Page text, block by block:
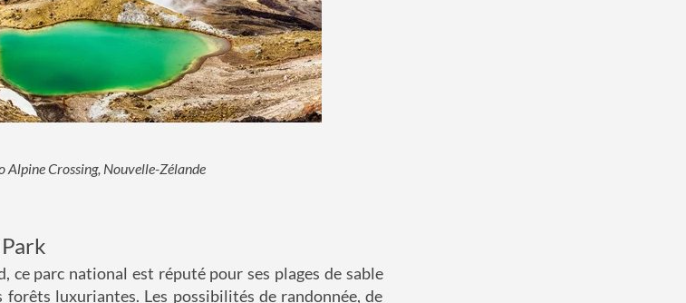
Alpine Crossing, Nouvelle-Zélande
ce parc national est réputé pour ses plages de sable
forêts luxuriantes. Les possibilités de randonnée, de